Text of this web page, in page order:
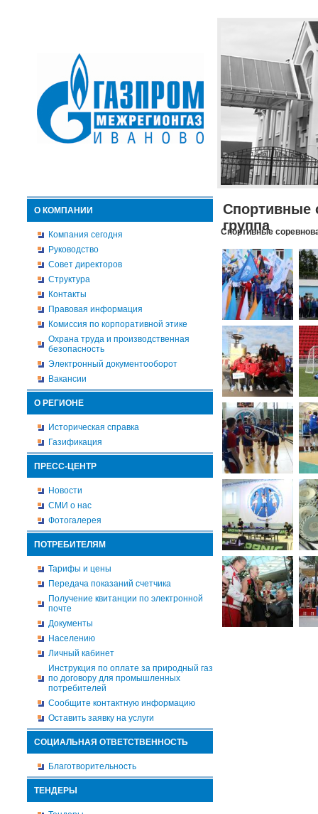
О КОМПАНИИ
Компания сегодня
Руководство
Совет директоров
Структура
Контакты
Правовая информация
Комиссия по корпоративной этике
Охрана труда и производственная
безопасность
Электронный документооборот
Вакансии
О РЕГИОНЕ
Историческая справка
Газификация
ПРЕСС-ЦЕНТР
Новости
СМИ о нас
Фотогалерея
ПОТРЕБИТЕЛЯМ
Тарифы и цены
Передача показаний счетчика
Получение квитанции по электронной
почте
Документы
Населению
Личный кабинет
Инструкция по оплате за природный газ
по договору для промышленных
потребителей
Сообщите контактную информацию
Оставить заявку на услуги
СОЦИАЛЬНАЯ ОТВЕТСТВЕННОСТЬ
Благотворительность
ТЕНДЕРЫ
Спортивные
группа
Спортивные